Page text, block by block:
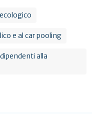
e al car pooling
alla